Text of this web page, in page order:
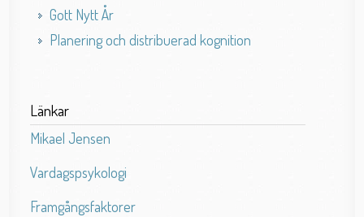
Gott Nytt År
Planering och distribuerad kognition
Länkar
Mikael Jensen
Vardagspsykologi
Framgångsfaktorer